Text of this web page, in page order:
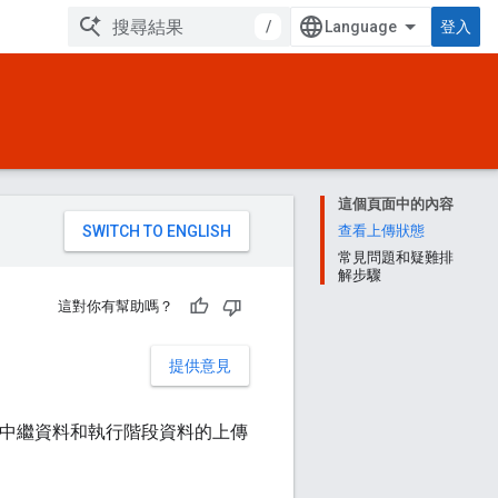
/ 登入
這個頁面中的內容
查看上傳狀態
常見問題和疑難排
解步驟
這對你有幫助嗎？
提供意見
繼資料和執行階段資料的上傳